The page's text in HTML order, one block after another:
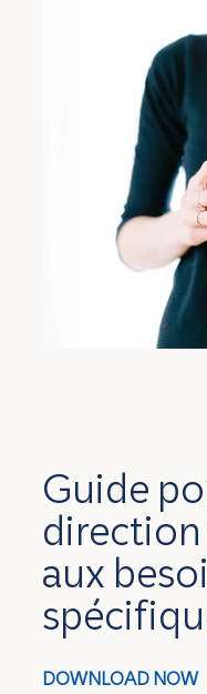
Guide
direction
aux
DOWNLOAD NOW